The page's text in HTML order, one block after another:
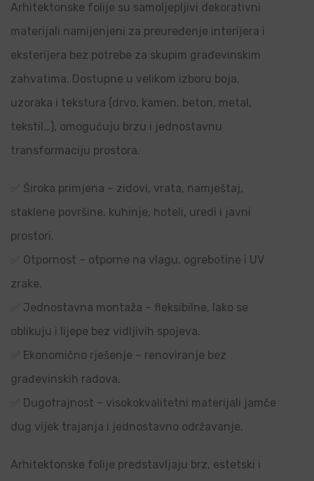
Arhitektonske folije su samoljepljivi dekorativni
materijali namijenjeni za preuređenje interijera i
eksterijera bez potrebe za skupim građevinskim
zahvatima. Dostupne u velikom izboru boja,
uzoraka i tekstura (drvo, kamen, beton, metal,
tekstil…), omogućuju brzu i jednostavnu
transformaciju prostora.
✅ Široka primjena – zidovi, vrata, namještaj,
staklene površine, kuhinje, hoteli, uredi i javni
prostori.
✅ Otpornost – otporne na vlagu, ogrebotine i UV
zrake.
✅ Jednostavna montaža – fleksibilne, lako se
oblikuju i lijepe bez vidljivih spojeva.
✅ Ekonomično rješenje – renoviranje bez
građevinskih radova.
✅ Dugotrajnost – visokokvalitetni materijali jamče
dug vijek trajanja i jednostavno održavanje.
Arhitektonske folije predstavljaju brz, estetski i